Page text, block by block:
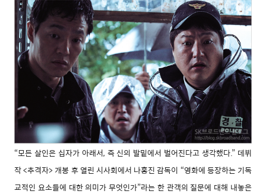
“모든 살인은 십자가 아래서, 즉 신의 발밑에서 벌어진다고 생각했다.” 데뷔
작 <추격자> 개봉 후 열린 시사회에서 나홍진 감독이 “영화에 등장하는 기독
교적인 요소들에 대한 의미가 무엇인가”라는 한 관객의 질문에 대해 내놓은